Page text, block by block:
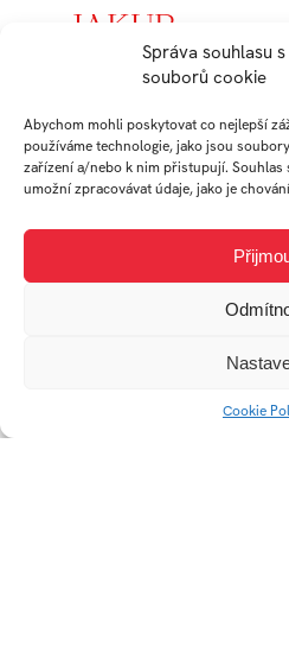
Správa souhlasu
souborů cookie
Abychom mohli poskytovat co nejlepší
používáme technologie, jako jsou
zařízení a/nebo k nim přistupují. Souhlas
umožní zpracovávat údaje, jako je
Cookie
JAKUB
BABICA
absolvent
Ateliér
Audiovizuální
Práce